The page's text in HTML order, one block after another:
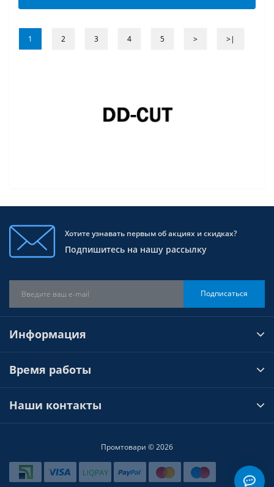
1 2 3 4 5 > >|
Хотите узнавать первым об акциях и скидках?
Подпишитесь на нашу рассылку
Подписаться
Информация
Время работы
Наши контакты
Промтовари © 2026